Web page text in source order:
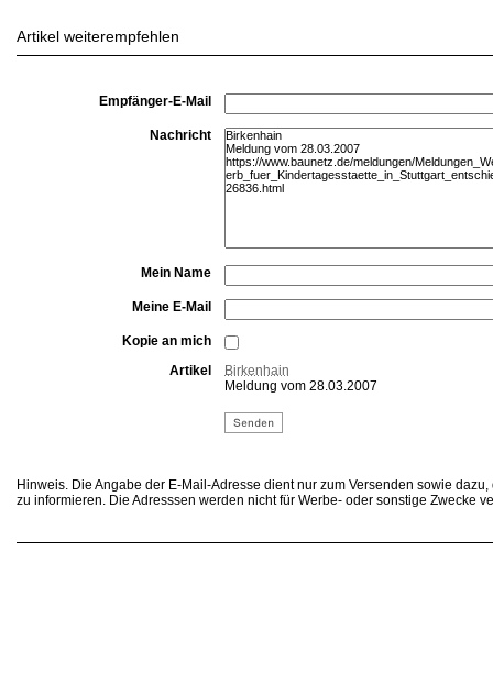
Artikel weiterempfehlen
Empfänger-E-Mail
Nachricht
Mein Name
Meine E-Mail
Kopie an mich
Artikel
Birkenhain
Meldung vom 28.03.2007
Hinweis. Die Angabe der E-Mail-Adresse dient nur zum Versenden sowie
zu informieren. Die Adresssen werden nicht für Werbe- oder sonstige Zwecke